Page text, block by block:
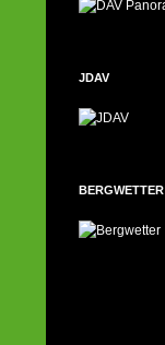
JDAV
BERGWETTER